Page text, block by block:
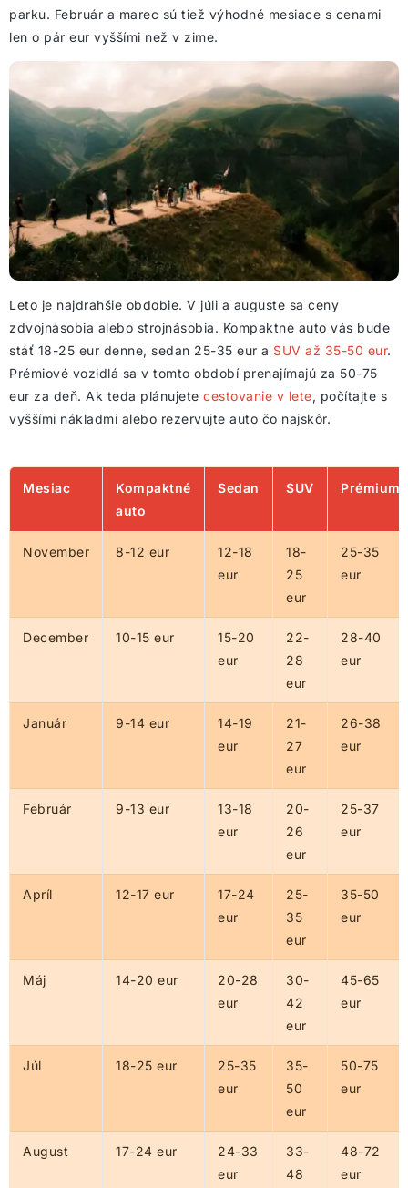
parku. Február a marec sú tiež výhodné mesiace s cenami
len o pár eur vyššími než v zime.
Leto je najdrahšie obdobie. V júli a auguste sa ceny
zdvojnásobia alebo strojnásobia. Kompaktné auto vás bude
stáť 18-25 eur denne, sedan 25-35 eur a SUV až 35-50 eur.
Prémiové vozidlá sa v tomto období prenajímajú za 50-75
eur za deň. Ak teda plánujete cestovanie v lete, počítajte s
vyššími nákladmi alebo rezervujte auto čo najskôr.
Mesiac
Kompaktné
auto
Sedan SUV Prémium
November 8-12 eur
12-18
eur
18-
25
eur
25-35
eur
December 10-15 eur
15-20
eur
22-
28
eur
28-40
eur
Január 9-14 eur
14-19
eur
21-
27
eur
26-38
eur
Február 9-13 eur
13-18
eur
20-
26
eur
25-37
eur
Apríl 12-17 eur
17-24
eur
25-
35
eur
35-50
eur
Máj 14-20 eur
20-28
eur
30-
42
eur
45-65
eur
Júl 18-25 eur
25-35
eur
35-
50
eur
50-75
eur
August 17-24 eur
24-33
eur
33-
48
48-72
eur